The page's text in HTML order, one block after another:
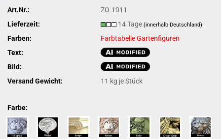
Art.Nr.:
ZO-1011
Lieferzeit:
14 Tage(innerhalb Deutschland)
Farben:
Farbtabelle Gartenfiguren
Text:
Bild:
Versand Gewicht:
11 kg je Stück
Farbe: